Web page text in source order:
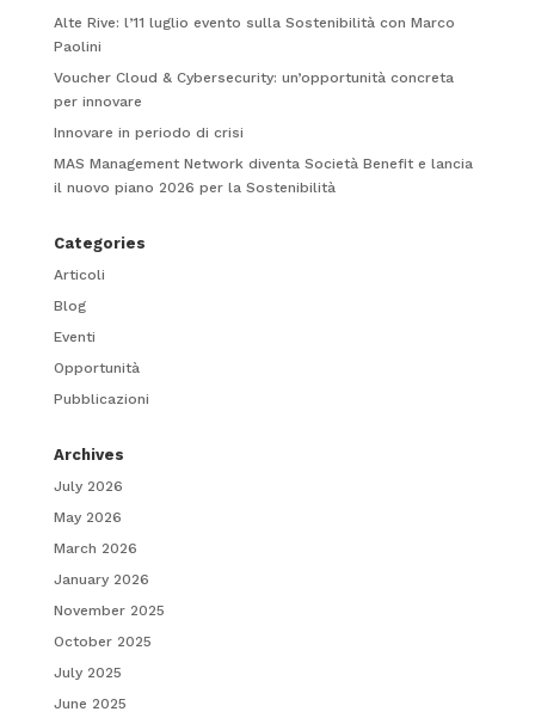
Alte Rive: l’11 luglio evento sulla Sostenibilità con Marco
Paolini
Voucher Cloud & Cybersecurity: un’opportunità concreta
per innovare
Innovare in periodo di crisi
MAS Management Network diventa Società Benefit e lancia
il nuovo piano 2026 per la Sostenibilità
Categories
Articoli
Blog
Eventi
Opportunità
Pubblicazioni
Archives
July 2026
May 2026
March 2026
January 2026
November 2025
October 2025
July 2025
June 2025